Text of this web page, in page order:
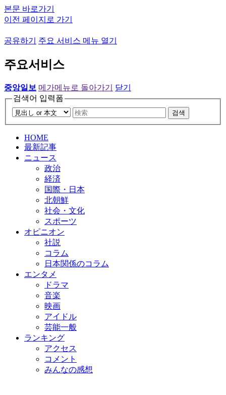
본문 바로가기
이전 페이지로 가기
공유하기 주요 서비스 메뉴 열기
주요서비스
중앙일보 메가메뉴로 돌아가기
닫기
검색어 입력폼
검색
HOME
最新記事
ニュース
政治
経済
国際・日本
北朝鮮
社会・文化
スポーツ
オピニオン
社説
コラム
日本関係のコラム
エンタメ
ドラマ
音楽
映画
アイドル
芸能一般
ランキング
アクセス
コメント
みんなの感想